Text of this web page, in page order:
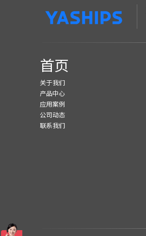
首页
关于我们
产品中心
应用案例
公司动态
联系我们